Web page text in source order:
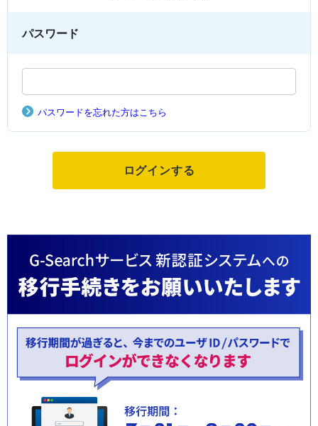
パスワード
パスワードを忘れた方はこちら